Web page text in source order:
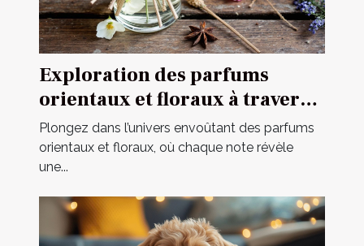
Exploration des parfums
orientaux et floraux à travers
une fragrance iconique
Plongez dans l’univers envoûtant des parfums
orientaux et floraux, où chaque note révèle
une...